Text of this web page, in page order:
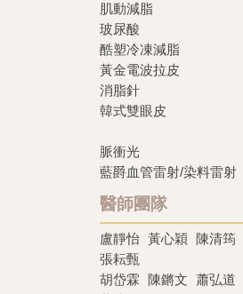
肌動減脂
玻尿酸
酷塑冷凍減脂
黃金電波拉皮
消脂針
韓式雙眼皮
脈衝光
藍爵血管雷射/染料雷射
醫師團隊
盧靜怡 黃心穎 陳清筠
張耘甄
胡岱霖
陳鏘文 蕭弘道